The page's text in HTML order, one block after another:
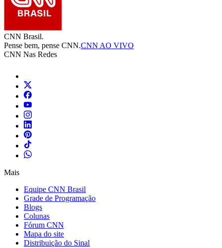
CNN Brasil.
Pense bem, pense CNN.CNN AO VIVO
CNN Nas Redes
Mais
Equipe CNN Brasil
Grade de Programação
Blogs
Colunas
Fórum CNN
Mapa do site
Distribuição do Sinal